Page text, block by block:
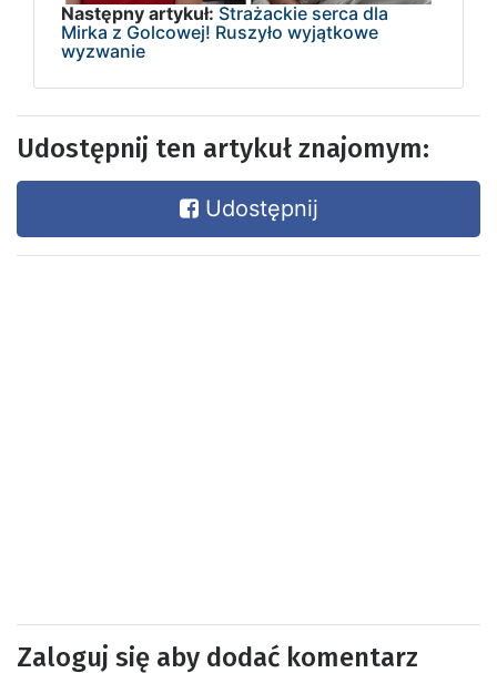
Następny artykuł: Strażackie serca dla
Mirka z Golcowej! Ruszyło wyjątkowe
wyzwanie
Udostępnij ten artykuł znajomym:
Udostępnij
Zaloguj się aby dodać komentarz